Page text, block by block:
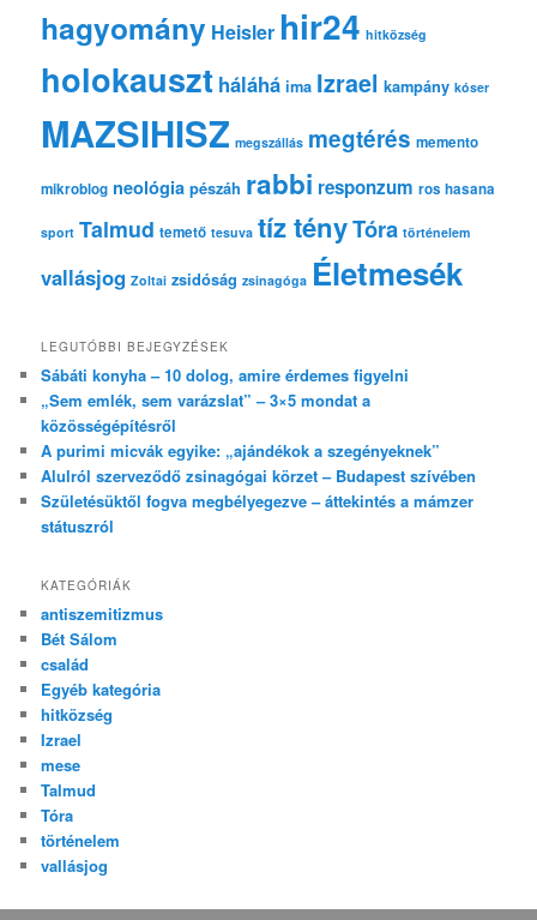
hagyomány Heisler hir24 hitközség
holokauszt háláhá ima Izrael kampány kóser
MAZSIHISZ megszállás megtérés memento
mikroblog neológia pészáh rabbi responzum ros hasana
sport Talmud temető tesuva tíz tényTóra történelem
vallásjog Zoltai zsidóság zsinagóga Életmesék
LEGUTÓBBI BEJEGYZÉSEK
Sábáti konyha – 10 dolog, amire érdemes figyelni
„Sem emlék, sem varázslat” – 3×5 mondat a
közösségépítésről
A purimi micvák egyike: „ajándékok a szegényeknek”
Alulról szerveződő zsinagógai körzet – Budapest szívében
Születésüktől fogva megbélyegezve – áttekintés a mámzer
státuszról
KATEGÓRIÁK
antiszemitizmus
Bét Sálom
család
Egyéb kategória
hitközség
Izrael
mese
Talmud
Tóra
történelem
vallásjog